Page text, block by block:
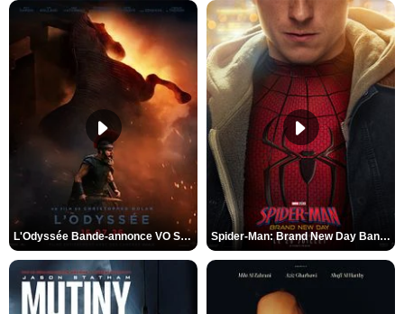
L'Odyssée Bande-annonce VO STFR Spider-Man: Brand New Day Bande-annonce VO STFR